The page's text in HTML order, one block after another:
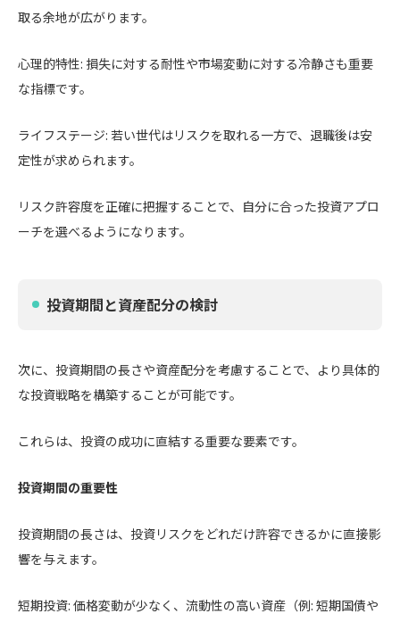
取る余地が広がります。
心理的特性: 損失に対する耐性や市場変動に対する冷静さも重要
な指標です。
ライフステージ: 若い世代はリスクを取れる一方で、退職後は安
定性が求められます。
リスク許容度を正確に把握することで、自分に合った投資アプロ
ーチを選べるようになります。
投資期間と資産配分の検討
次に、投資期間の長さや資産配分を考慮することで、より具体的
な投資戦略を構築することが可能です。
これらは、投資の成功に直結する重要な要素です。
投資期間の重要性
投資期間の長さは、投資リスクをどれだけ許容できるかに直接影
響を与えます。
短期投資: 価格変動が少なく、流動性の高い資産（例: 短期国債や